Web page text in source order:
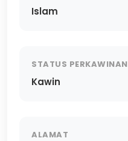
Islam
STATUS PERKAWINAN
Kawin
ALAMAT